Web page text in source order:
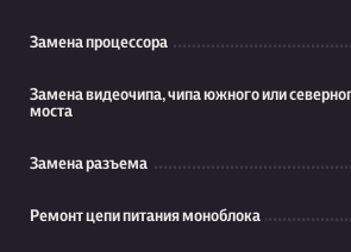
Замена процессора
Замена видеочипа, чипа южного или
моста
Замена разъема
Ремонт цепи питания моноблока